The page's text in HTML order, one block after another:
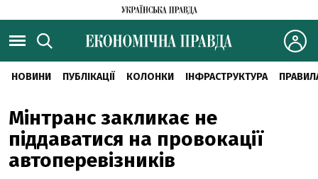
НОВИНИ ПУБЛІКАЦІЇ КОЛОНКИ ІНФРАСТРУКТУРА
Мінтранс закликає не
піддаватися на провокації
автоперевізників